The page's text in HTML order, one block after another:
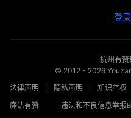
登
杭州有赞
© 2012 - 2026
法律声明
隐私声明 知识产权
廉洁有赞
违法和不良信息举报